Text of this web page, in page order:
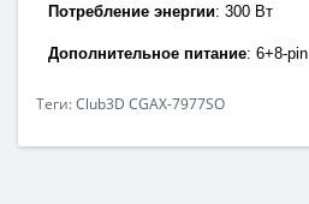
Потребление энергии: 300 Вт
Дополнительное питание: 6+8-pin
Теги:Club3D CGAX-7977SO